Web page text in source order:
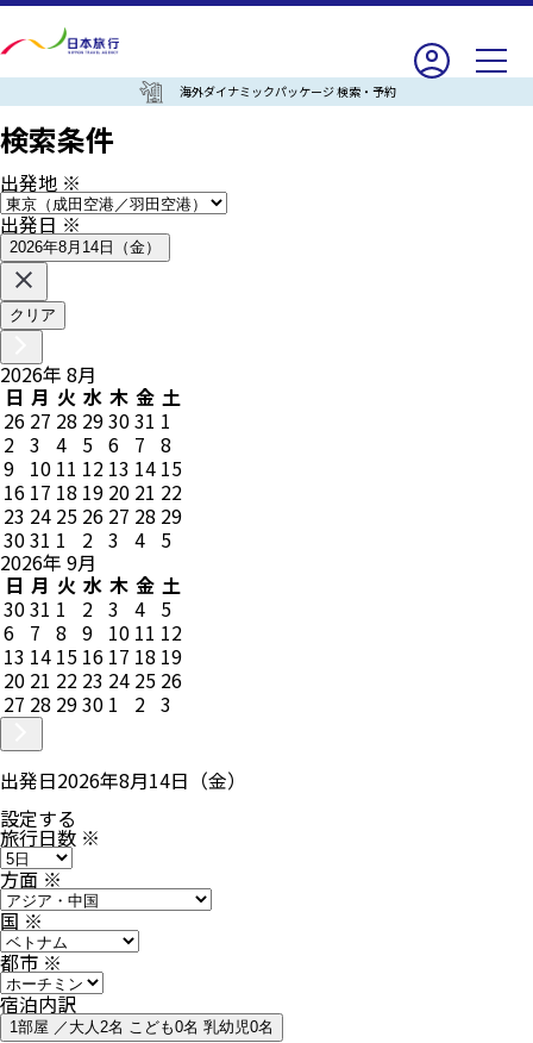
海外ダイナミックパッケージ 検索・予約
検索条件
出発地 ※
出発日※
2026年8月14日（金）
クリア
2026年 8月
日 月 火 水 木 金 土
26 27 28 293031 1
2 3 4 5 6 7 8
9 10 11 12 13 14 15
16 17 18 19 20 21 22
23 24 25 26 27 28 29
3031 1 2 3 4 5
2026年 9月
日 月 火 水 木 金 土
3031 1 2 3 4 5
6 7 8 9 10 11 12
13 14 15 16 17 18 19
20 21 22 23 24 25 26
27 28 2930 1 2 3
出発日2026年8月14日（金）
設定する
旅行日数 ※
方面※
国※
都市※
宿泊内訳
1部屋 ／大人2名 こども0名 乳幼児0名